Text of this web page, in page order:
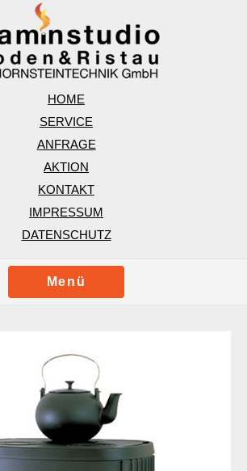
HOME
SERVICE
ANFRAGE
AKTION
KONTAKT
IMPRESSUM
DATENSCHUTZ
Menü